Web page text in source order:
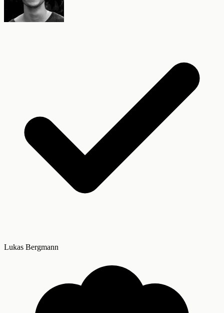
Lukas Bergmann